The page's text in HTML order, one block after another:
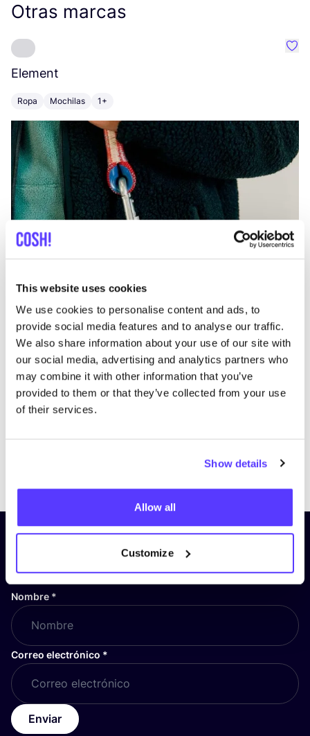
This website uses cookies
We use cookies to personalise content and ads, to
provide social media features and to analyse our traffic.
We also share information about your use of our site with
our social media, advertising and analytics partners who
may combine it with other information that you’ve
provided to them or that they’ve collected from your use
of their services.
Show details
Allow all
Customize
Otras marcas
Element
Ropa Mochilas 1+
PreviousNext
¡Suscríbete a nuestro boletín
y mantente informado!
Nombre *
Correo electrónico *
Enviar